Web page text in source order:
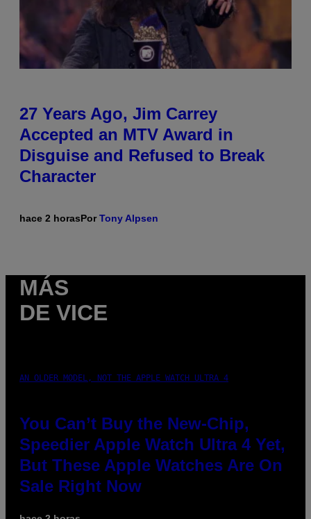
27 Years Ago, Jim Carrey
Accepted an MTV Award in
Disguise and Refused to Break
Character
hace 2 horasPorTony Alpsen
MÁS
DE VICE
AN OLDER MODEL, NOT THE APPLE WATCH ULTRA 4
You Can’t Buy the New-Chip,
Speedier Apple Watch Ultra 4 Yet,
But These Apple Watches Are On
Sale Right Now